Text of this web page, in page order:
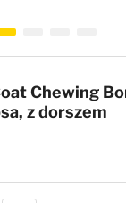
Chewing
z dorszem